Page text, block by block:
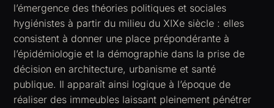
l’émergence des théories politiques et sociales
hygiénistes à partir du milieu du XIXe siècle : elles
consistent à donner une place prépondérante à
l’épidémiologie et la démographie dans la prise de
décision en architecture, urbanisme et santé
publique. Il apparaît ainsi logique à l’époque de
réaliser des immeubles laissant pleinement pénétrer